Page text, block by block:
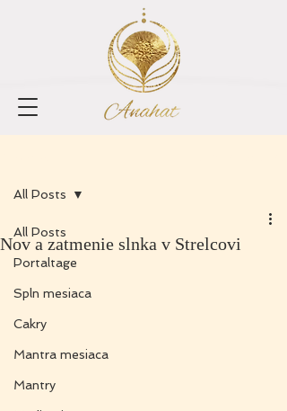
All Posts
Portaltage
Spln mesiaca
Cakry
Mantra mesiaca
Mantry
All Posts
Nov a zatmenie slnka v Strelcovi